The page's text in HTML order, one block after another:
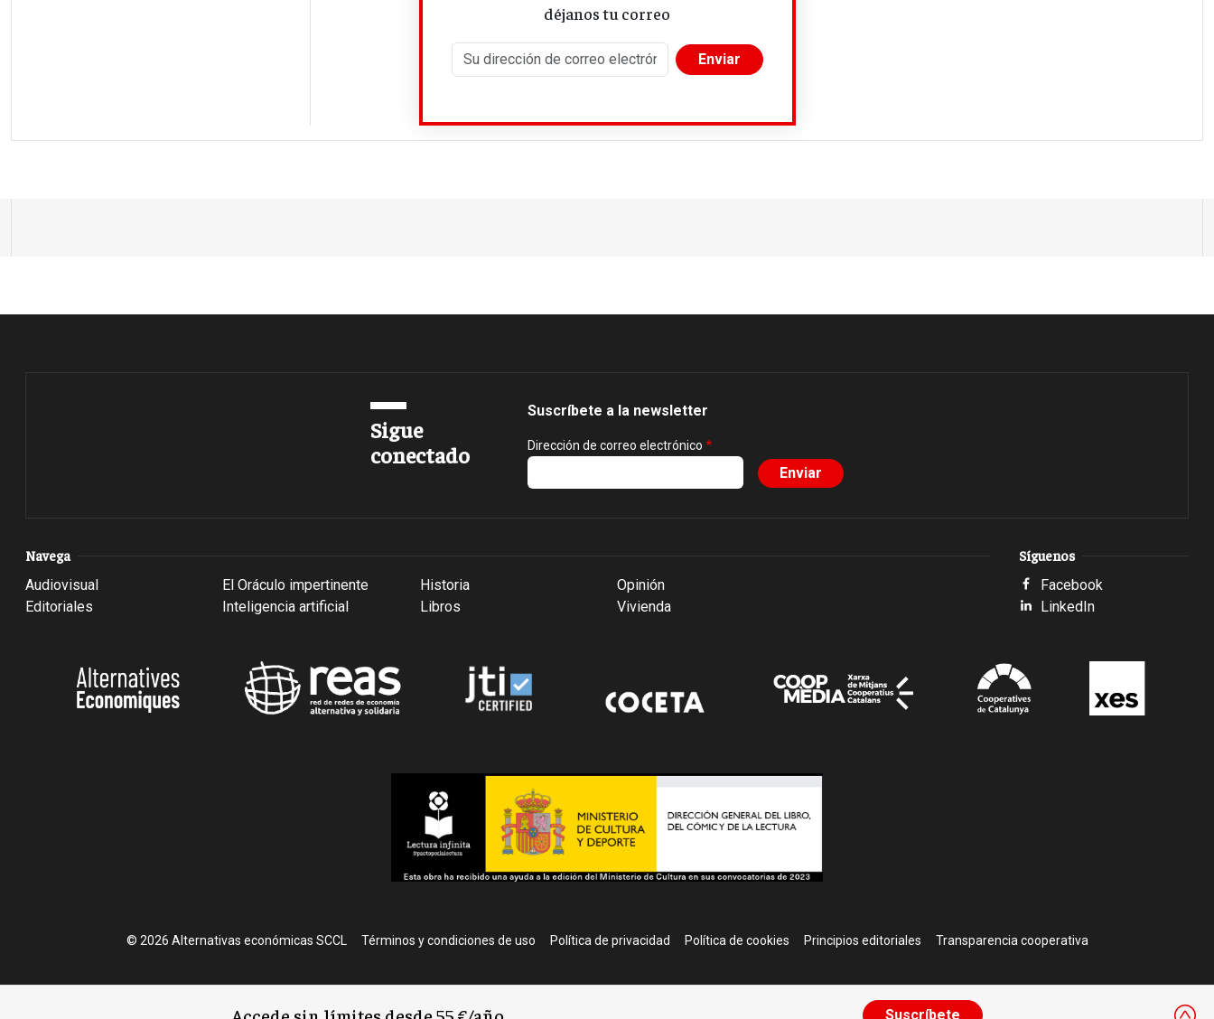
déjanos tu correo
Suscríbete
Sigue
conectado
Suscríbete a la newsletter
Dirección de correo electrónico
Navega
Audiovisual
Editoriales
El Oráculo impertinente
Inteligencia artificial
Historia
Libros
Opinión
Vivienda
Síguenos
Facebook
LinkedIn
© 2026 Alternativas económicas SCCL Footer
Términos y condiciones de uso Política de privacidad Política de cookies Principios editoriales Transparencia cooperativa